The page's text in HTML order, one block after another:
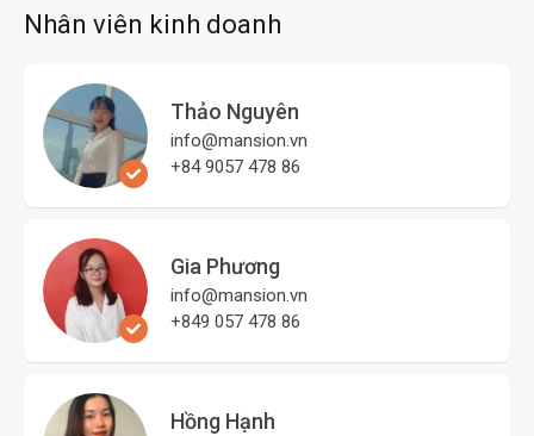
Nhân viên kinh doanh
Thảo Nguyên
info@mansion.vn
+84 9057 478 86
Gia Phương
info@mansion.vn
+849 057 478 86
Hồng Hạnh